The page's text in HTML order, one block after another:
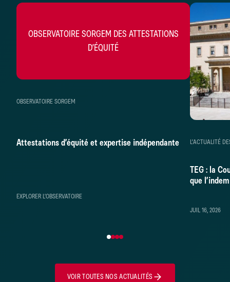
OBSERVATOIRE SORGEM DES ATTESTATIONS
D’ÉQUITÉ
OBSERVATOIRE SORGEM
Attestations d’équité et expertise indépendante
EXPLORER L’OBSERVATOIRE
L’ACTUALITÉ
TEG : la
que
JUIL 16, 2026
VOIR TOUTES NOS ACTUALITÉS